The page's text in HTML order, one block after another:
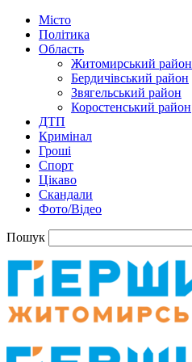
Місто
Політика
Область
Житомирський район
Бердичівський район
Звягельський район
Коростенський район
ДТП
Кримінал
Гроші
Спорт
Цікаво
Скандали
Фото/Відео
Пошук